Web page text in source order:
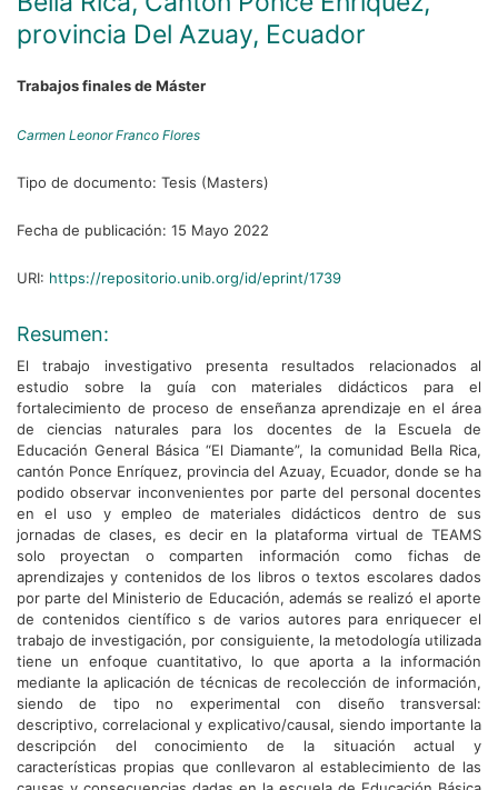
provincia Del Azuay, Ecuador
Trabajos finales de Máster
Carmen Leonor Franco Flores
Tipo de documento: Tesis (Masters)
Fecha de publicación: 15 Mayo 2022
URI: https://repositorio.unib.org/id/eprint/1739
Resumen:
El trabajo investigativo presenta resultados relacionados al
estudio sobre la guía con materiales didácticos para el
fortalecimiento de proceso de enseñanza aprendizaje en el área
de ciencias naturales para los docentes de la Escuela de
Educación General Básica “El Diamante”, la comunidad Bella Rica,
cantón Ponce Enríquez, provincia del Azuay, Ecuador, donde se ha
podido observar inconvenientes por parte del personal docentes
en el uso y empleo de materiales didácticos dentro de sus
jornadas de clases, es decir en la plataforma virtual de TEAMS
solo proyectan o comparten información como fichas de
aprendizajes y contenidos de los libros o textos escolares dados
por parte del Ministerio de Educación, además se realizó el aporte
de contenidos científico s de varios autores para enriquecer el
trabajo de investigación, por consiguiente, la metodología utilizada
tiene un enfoque cuantitativo, lo que aporta a la información
mediante la aplicación de técnicas de recolección de información,
siendo de tipo no experimental con diseño transversal:
descriptivo, correlacional y explicativo/causal, siendo importante la
descripción del conocimiento de la situación actual y
características propias que conllevaron al establecimiento de las